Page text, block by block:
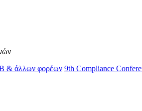
& άλλων φορέων 9th Compliance